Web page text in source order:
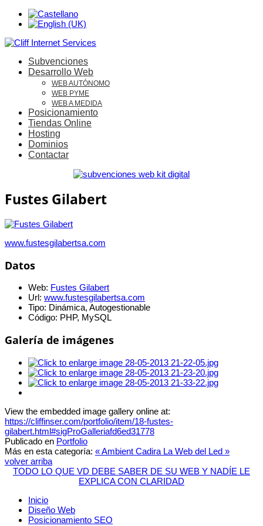
Subvenciones
Desarrollo Web
WEB AUTÓNOMO
WEB PYME
WEB A MEDIDA
Posicionamiento
Tiendas Online
Hosting
Dominios
Contactar
Fustes Gilabert
www.fustesgilabertsa.com
Datos
Web: Fustes Gilabert
Url: www.fustesgilabertsa.com
Tipo: Dinámica, Autogestionable
Código: PHP, MySQL
Galería de imágenes
View the embedded image gallery online at:
https://cliffinser.com/portfolio/item/18-fustes-
gilabert.html#sigProGalleriafd6ed31778
Publicado en Portfolio
Más en esta categoría: « Ambient Cadira La Web del Led »
volver arriba
TODO LO QUE VD DEBE SABER DE SU WEB Y NADÍE LE
EXPLICA CON CLARIDAD
Inicio
Diseño Web
Posicionamiento SEO